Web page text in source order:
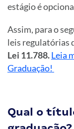
estágio é
Assim, para o
leis regulatórias
Lei 11.788.Leia
Graduação!
Qual o